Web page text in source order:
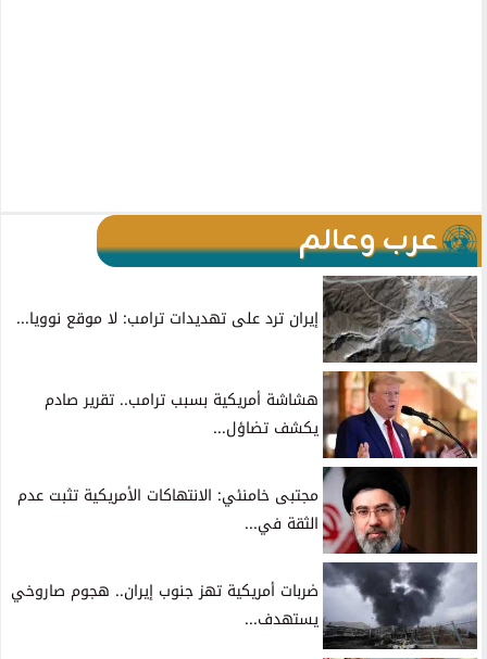
عرب وعالم
إيران ترد على تهديدات ترامب: لا موقع نوويا...
هشاشة أمريكية بسبب ترامب.. تقرير صادم
يكشف تضاؤل...
مجتبى خامنئي: الانتهاكات الأمريكية تثبت عدم
الثقة في...
ضربات أمريكية تهز جنوب إيران.. هجوم صاروخي
يستهدف...